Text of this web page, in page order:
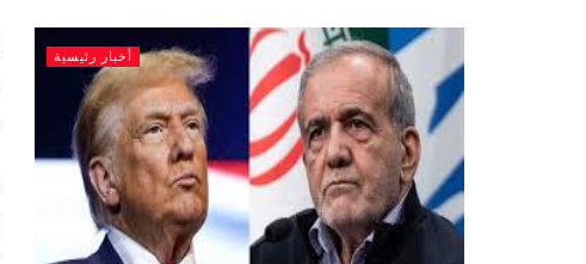
أخبار رئيسية